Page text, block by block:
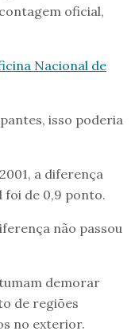
oficial,
Nacional de
isso poderia
a diferença
foi de 0,9 ponto.
não passou
demorar
de regiões
no exterior.